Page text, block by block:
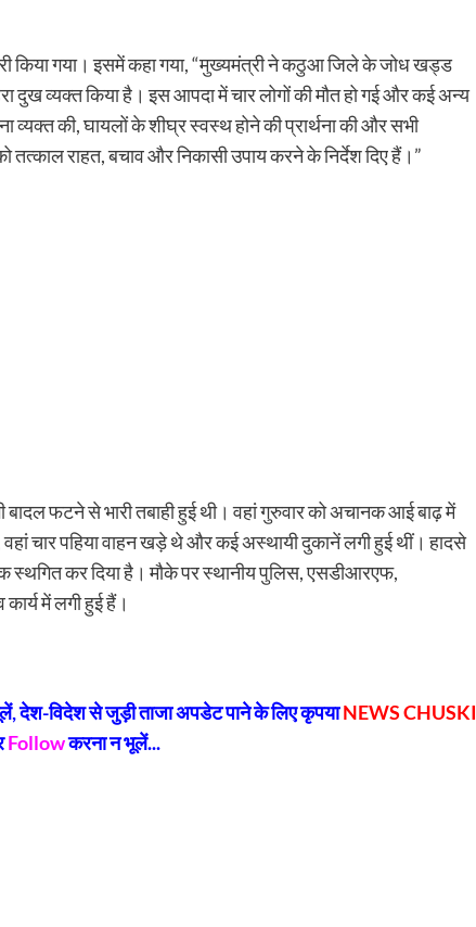
किया गया। इसमें कहा गया, “मुख्यमंत्री ने कठुआ जिले के जोध खड्ड
व्यक्त किया है। इस आपदा में चार लोगों की मौत हो गई और कई अन्य
व्यक्त की, घायलों के शीघ्र स्वस्थ होने की प्रार्थना की और सभी
राहत, बचाव और निकासी उपाय करने के निर्देश दिए हैं।”
बादल फटने से भारी तबाही हुई थी। वहां गुरुवार को अचानक आई बाढ़ में
चार पहिया वाहन खड़े थे और कई अस्थायी दुकानें लगी हुई थीं। हादसे
स्थगित कर दिया है। मौके पर स्थानीय पुलिस, एसडीआरएफ,
में लगी हुई हैं।
विदेश से जुड़ी ताजा अपडेट पाने के लिए कृपयाNEWS CHUSKI
Followकरना न भूलें...